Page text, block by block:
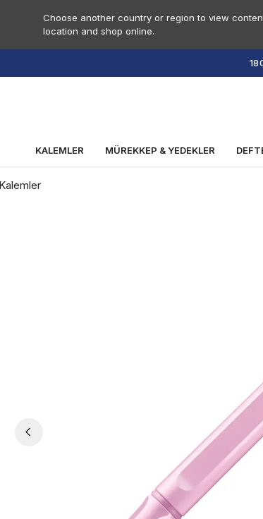
Choose another country or region to view
location and shop online.
KALEMLER MÜREKKEP & YEDEKLER